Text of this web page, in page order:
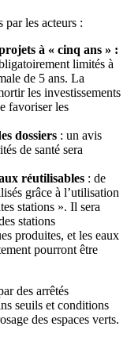
par les acteurs :
à « cinq ans » :
limités à
de 5 ans. La
les investissements
favoriser les
dossiers : un avis
de santé sera
réutilisables : de
grâce à l’utilisation
stations ». Il sera
stations
produites, et les eaux
pourront être
des arrêtés
seuils et conditions
des espaces verts.